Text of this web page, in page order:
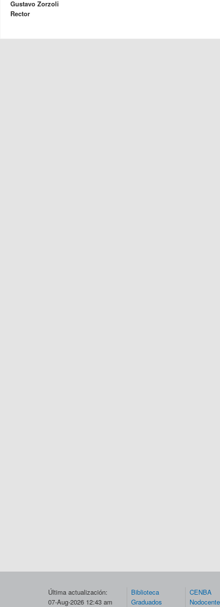
Gustavo Zorzoli
Rector
Última actualización:
07-Aug-2026 12:43 am
Biblioteca
Graduados
CENBA